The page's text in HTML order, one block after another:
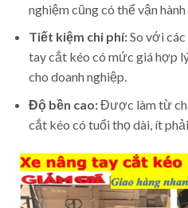
nghiệm cũng có thể vận
Tiết kiệm chi phí:So với các
tay cắt kéo có mức giá hợp
cho doanh nghiệp.
Độ bền cao:Được làm từ
cắt kéo có tuổi thọ dài, ít